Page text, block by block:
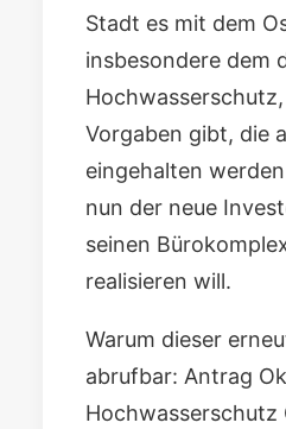
Stadt es mit dem
insbesondere dem
Vorgaben gibt, die
eingehalten
nun der neue
seinen
realisieren will.
Warum dieser
abrufbar: Antrag
Hochwasserschutz